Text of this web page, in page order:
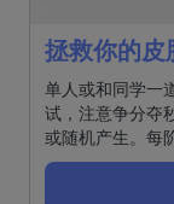
拯救你的皮
单人或和同学一
试，注意争分夺
或随机产生。每